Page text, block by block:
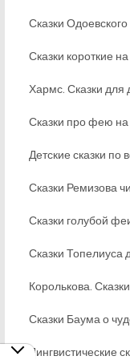
Сказки Одоевского
Сказки короткие
Хармс. Сказки для
Сказки про фею на
Детские сказки по
Сказки Ремизова
Сказки голубой
Сказки Топелиуса
Королькова.
Сказки Баума о
Лингвистические